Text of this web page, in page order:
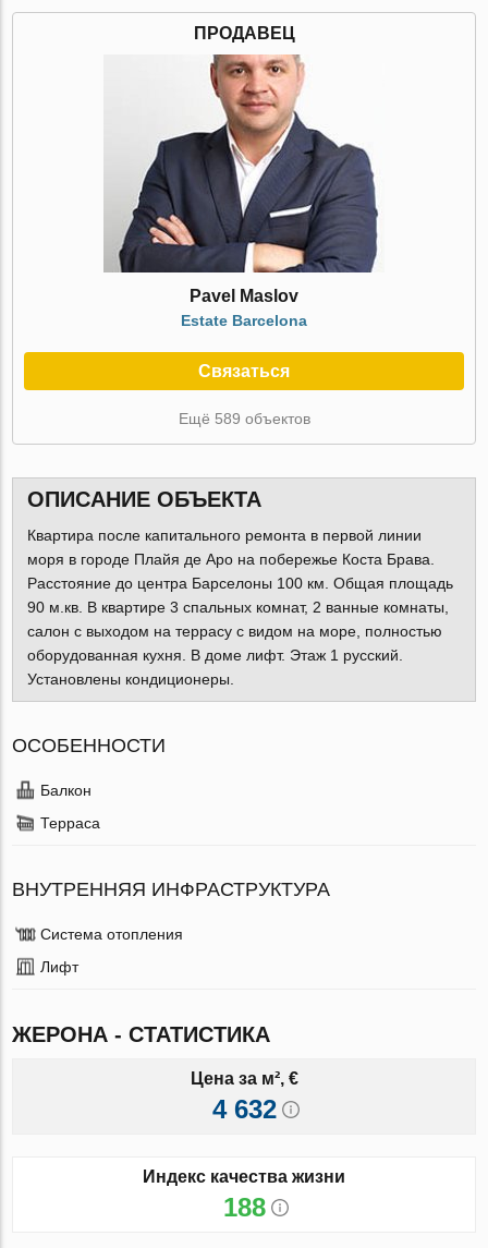
ПРОДАВЕЦ
Pavel Maslov
Estate Barcelona
Связаться
Ещё 589 объектов
ОПИСАНИЕ ОБЪЕКТА
Квартира после капитального ремонта в первой линии
моря в городе Плайя де Аро на побережье Коста Брава.
Расстояние до центра Барселоны 100 км. Общая площадь
90 м.кв. В квартире 3 спальных комнат, 2 ванные комнаты,
салон с выходом на террасу с видом на море, полностью
оборудованная кухня. В доме лифт. Этаж 1 русский.
Установлены кондиционеры.
ОСОБЕННОСТИ
Балкон
Терраса
ВНУТРЕННЯЯ ИНФРАСТРУКТУРА
Система отопления
Лифт
ЖЕРОНА - СТАТИСТИКА
Цена за м², €
4 632
Индекс качества жизни
188